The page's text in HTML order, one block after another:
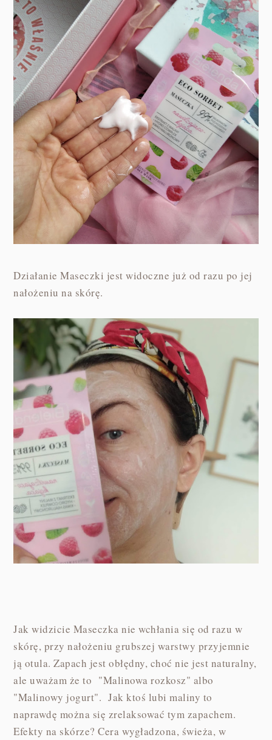
Działanie Maseczki jest widoczne już od razu po jej
nałożeniu na skórę.
Jak widzicie Maseczka nie wchłania się od razu w
skórę, przy nałożeniu grubszej warstwy przyjemnie
ją otula. Zapach jest obłędny, choć nie jest naturalny,
ale uważam że to "Malinowa rozkosz" albo
"Malinowy jogurt". Jak ktoś lubi maliny to
naprawdę można się zrelaksować tym zapachem.
Efekty na skórze? Cera wygładzona, świeża, w